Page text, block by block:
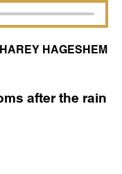
HAGESHEM
after the rain